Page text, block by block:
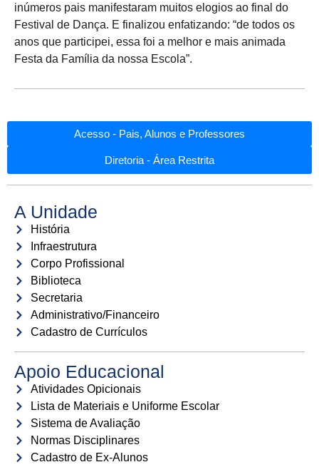
inúmeros pais manifestaram muitos elogios ao final do
Festival de Dança. E finalizou enfatizando: “de todos os
anos que participei, essa foi a melhor e mais animada
Festa da Família da nossa Escola”.
Acesso - Pais, Alunos e Professores
Diretoria - Área Restrita
A Unidade
História
Infraestrutura
Corpo Profissional
Biblioteca
Secretaria
Administrativo/Financeiro
Cadastro de Currículos
Apoio Educacional
Atividades Opicionais
Lista de Materiais e Uniforme Escolar
Sistema de Avaliação
Normas Disciplinares
Cadastro de Ex-Alunos